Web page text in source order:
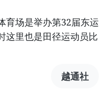
育场是举办第32届东运
这里也是田径运动员比
越通社